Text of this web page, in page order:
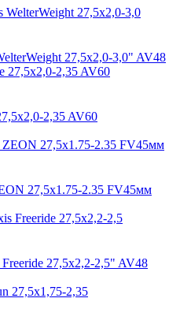
27,5x2,0-3,0" AV48
2,35 AV60
27,5x1.75-2.35 FV45мм
27,5x2,2-2,5" AV48